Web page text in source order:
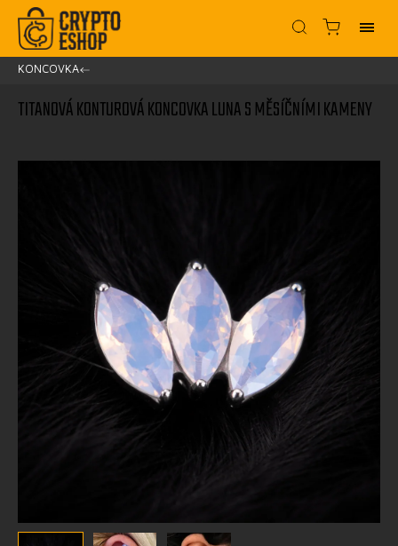
KONCOVKA/
TITANOVÁ KONTUROVÁ KONCOVKA LUNA S MĚSÍČNÍMI KAMENY